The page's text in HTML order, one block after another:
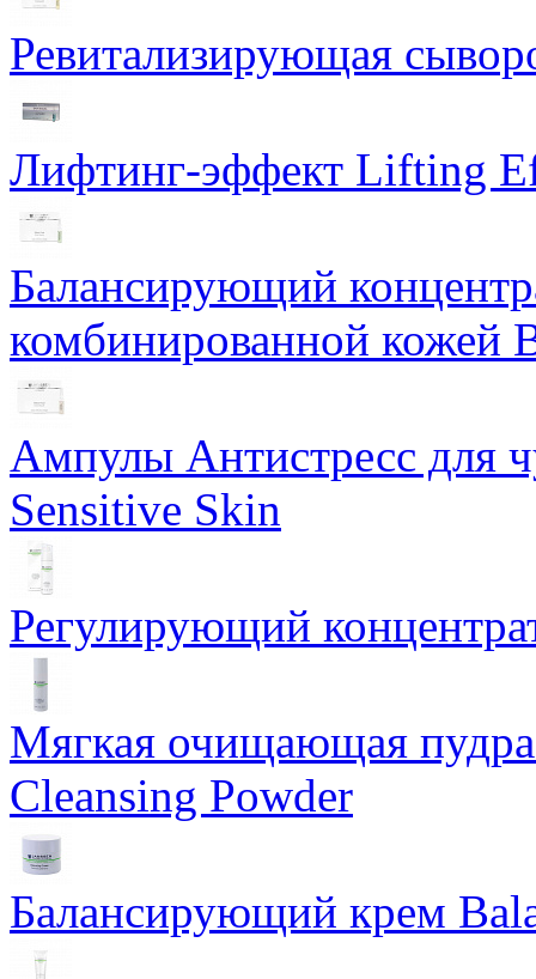
Ревитализирующая
Лифтинг-эффект Lifting
Балансирующий
комбинированной кожей
Ампулы Антистресс для
Sensitive Skin
Регулирующий
Мягкая очищающая
Cleansing Powder
Балансирующий крем